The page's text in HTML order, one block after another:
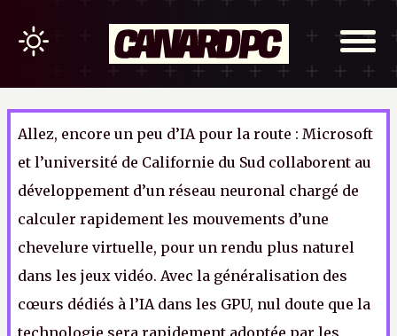
Allez, encore un peu d’IA pour la route : Microsoft
et l’université de Californie du Sud collaborent au
développement d’un réseau neuronal chargé de
calculer rapidement les mouvements d’une
chevelure virtuelle, pour un rendu plus naturel
dans les jeux vidéo. Avec la généralisation des
cœurs dédiés à l’IA dans les GPU, nul doute que la
technologie sera rapidement adoptée par les